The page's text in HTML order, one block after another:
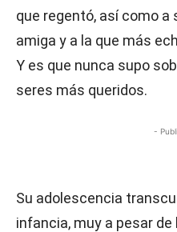
que regentó, así como a
amiga y a la que más
Y es que nunca supo
seres más queridos.
-
Su adolescencia
infancia, muy a pesar